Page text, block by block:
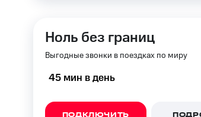
Ноль без границ
Выгодные звонки в поездках по миру
45 мин в день